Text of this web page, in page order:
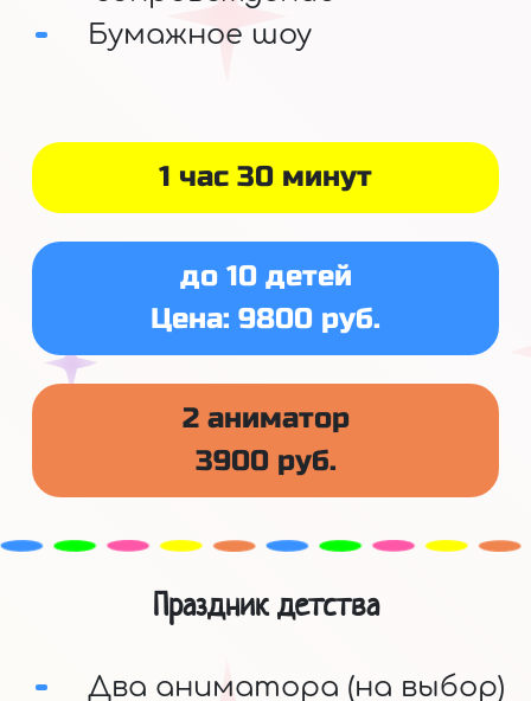
1 час 30 минут
до 10 детей
Цена: 9800 руб.
2 аниматор
3900 руб.
Бумажное шоу
Праздник детства
Два аниматора (на выбор)